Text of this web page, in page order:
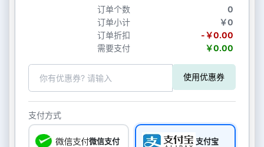
订单个数
0
订单小计
￥0
订单折扣
-￥0.00
需要支付
￥0.00
使用优惠券
支付方式
微信支付 支付宝